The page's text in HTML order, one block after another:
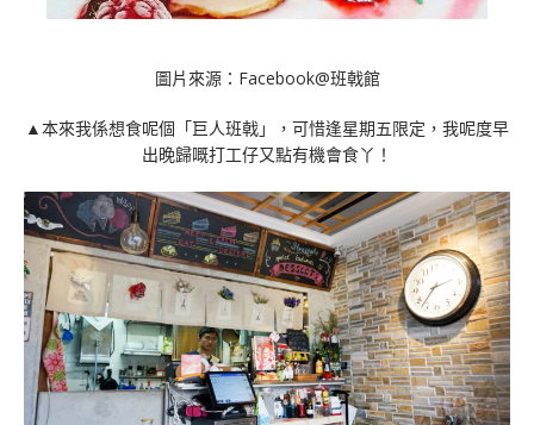
圖片來源：Facebook@班戟館
▲本來我係想食呢個「巨人班戟」，可惜逢星期五限定，我呢度早
出晚歸嘅打工仔又點有機會食丫！